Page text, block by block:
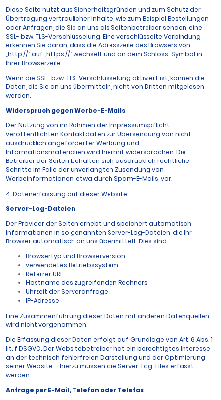
Diese Seite nutzt aus Sicherheitsgründen und zum Schutz der
Übertragung vertraulicher Inhalte, wie zum Beispiel Bestellungen
oder Anfragen, die Sie an uns als Seitenbetreiber senden, eine
SSL- bzw. TLS-Verschlüsselung. Eine verschlüsselte Verbindung
erkennen Sie daran, dass die Adresszeile des Browsers von
„http://“ auf „https://“ wechselt und an dem Schloss-Symbol in
Ihrer Browserzeile.
Wenn die SSL- bzw. TLS-Verschlüsselung aktiviert ist, können die
Daten, die Sie an uns übermitteln, nicht von Dritten mitgelesen
werden.
Widerspruch gegen Werbe-E-Mails
Der Nutzung von im Rahmen der Impressumspflicht
veröffentlichten Kontaktdaten zur Übersendung von nicht
ausdrücklich angeforderter Werbung und
Informationsmaterialien wird hiermit widersprochen. Die
Betreiber der Seiten behalten sich ausdrücklich rechtliche
Schritte im Falle der unverlangten Zusendung von
Werbeinformationen, etwa durch Spam-E-Mails, vor.
4. Datenerfassung auf dieser Website
Server-Log-Dateien
Der Provider der Seiten erhebt und speichert automatisch
Informationen in so genannten Server-Log-Dateien, die Ihr
Browser automatisch an uns übermittelt. Dies sind:
Browsertyp und Browserversion
verwendetes Betriebssystem
Referrer URL
Hostname des zugreifenden Rechners
Uhrzeit der Serveranfrage
IP-Adresse
Eine Zusammenführung dieser Daten mit anderen Datenquellen
wird nicht vorgenommen.
Die Erfassung dieser Daten erfolgt auf Grundlage von Art. 6 Abs. 1
lit. f DSGVO. Der Websitebetreiber hat ein berechtigtes Interesse
an der technisch fehlerfreien Darstellung und der Optimierung
seiner Website – hierzu müssen die Server-Log-Files erfasst
werden.
Anfrage per E-Mail, Telefon oder Telefax